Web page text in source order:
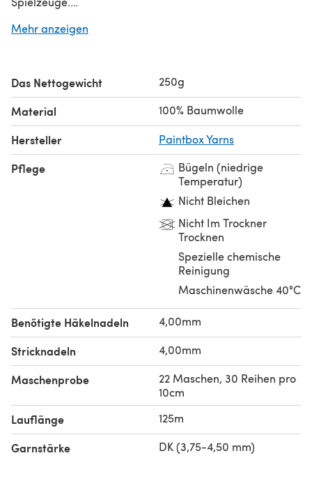
Suchst du nach dem
Mehr anzeigen
Das Nettogewicht 250g
Material 100% Baumwolle
Hersteller Paintbox Yarns
Pflege
Bügeln (niedrige
Temperatur)
Nicht Bleichen
Nicht Im Trockner
Trocknen
Spezielle chemische
Reinigung
Maschinenwäsche 40°C
Benötigte Häkelnadeln 4,00mm
Stricknadeln 4,00mm
Maschenprobe
22 Maschen, 30 Reihen pro
10cm
Lauflänge 125m
Garnstärke DK (3,75-4,50 mm)